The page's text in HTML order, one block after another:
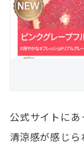
公式サイトに
清涼感が感じら